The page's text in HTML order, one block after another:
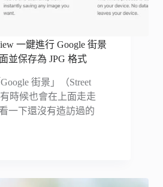
一鍵進行 Google 街景
並保存為 JPG 格式
街景」（Street
時候也會在上面走走
一下還沒有造訪過的